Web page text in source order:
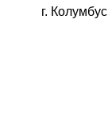
г. Колумбус